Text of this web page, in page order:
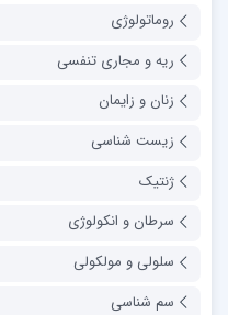
روماتولوژی
ریه و مجاری تنفسی
زنان و زایمان
زیست شناسی
ژنتیک
سرطان و انکولوژی
سلولی و مولکولی
سم شناسی